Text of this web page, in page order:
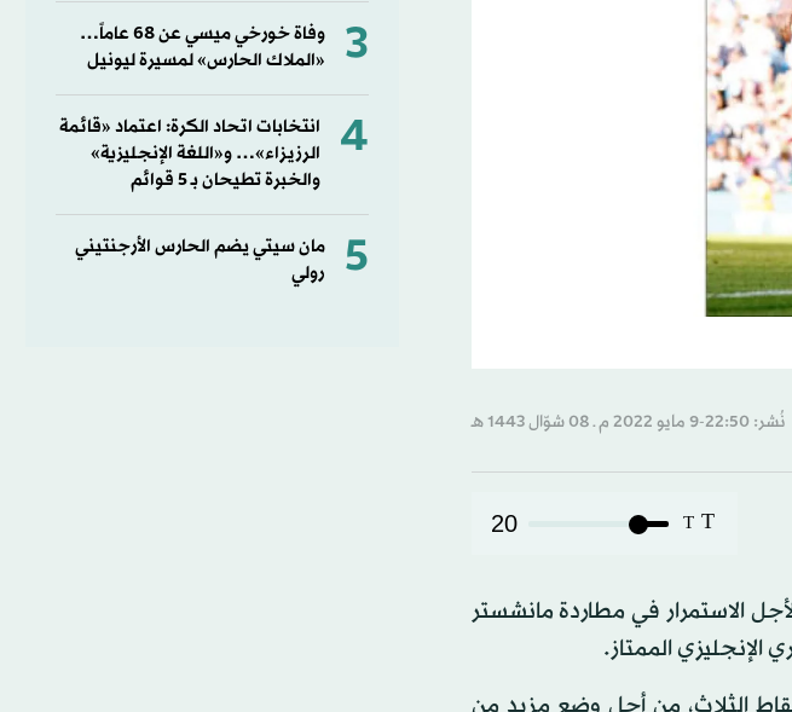
نُشر: 22:50-9 مايو 2022 م ـ 08 شوّال 1443 هـ
T
T
20
الاستمرار في مطاردة مانشستر
الإنجليزي الممتاز.
3
وفاة خورخي ميسي عن 68 عاماً…
«الملاك الحارس» لمسيرة ليونيل
4
انتخابات اتحاد الكرة: اعتماد «قائمة
الرزيزاء»… و«اللغة الإنجليزية»
والخبرة تطيحان بـ 5 قوائم
5
مان سيتي يضم الحارس الأرجنتيني
رولي